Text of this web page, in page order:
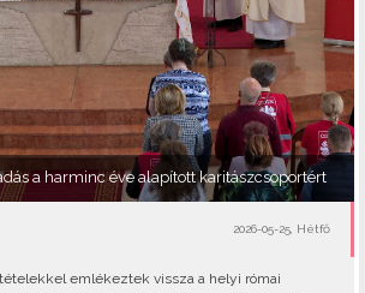
a harminc éve alapított karitászcsoportért
2026-05-25, Hétfő
emlékeztek vissza a helyi római